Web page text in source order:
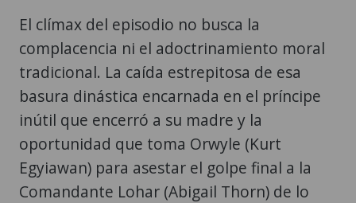
El clímax del episodio no busca la
complacencia ni el adoctrinamiento moral
tradicional. La caída estrepitosa de esa
basura dinástica encarnada en el príncipe
inútil que encerró a su madre y la
oportunidad que toma Orwyle (Kurt
Egyiawan) para asestar el golpe final a la
Comandante Lohar (Abigail Thorn) de lo